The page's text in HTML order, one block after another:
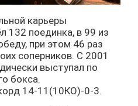
карьеры
132 поединка, в 99 из
при этом 46 раз
соперников. С 2001
выступал по
бокса.
14-11(10КО)-0-3.